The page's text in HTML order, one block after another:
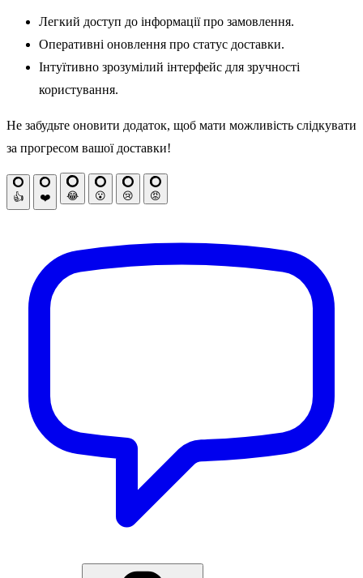
Легкий доступ до інформації про замовлення.
Оперативні оновлення про статус доставки.
Інтуїтивно зрозумілий інтерфейс для зручності
користування.
Не забудьте оновити додаток, щоб мати можливість слідкувати
за прогресом вашої доставки!
👍 ❤️ 😂 😮 😢 😡